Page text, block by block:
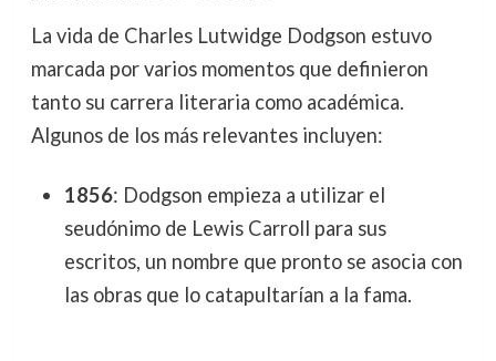
La vida de Charles Lutwidge Dodgson estuvo
marcada por varios momentos que definieron
tanto su carrera literaria como académica.
Algunos de los más relevantes incluyen:
1856: Dodgson empieza a utilizar el
seudónimo de Lewis Carroll para sus
escritos, un nombre que pronto se asocia con
las obras que lo catapultarían a la fama.